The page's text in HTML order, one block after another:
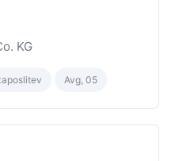
KG
Avg, 05